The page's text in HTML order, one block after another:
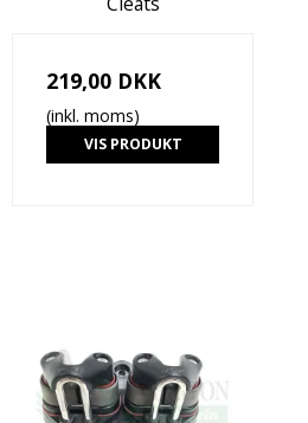
219,00 DKK
(inkl. moms)
VIS PRODUKT